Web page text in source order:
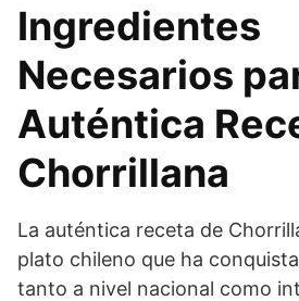
Ingredientes
Necesarios
Auténtica
Chorrillana
La auténtica receta de
plato chileno que ha
tanto a nivel nacional como